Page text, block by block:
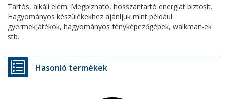
Tartós, alkáli elem. Megbízható, hosszantartó energiát biztosít.
Hagyományos készülékekhez ajánljuk mint például:
gyermekjátékok, hagyományos fényképezőgépek, walkman-ek
stb.
Hasonló termékek